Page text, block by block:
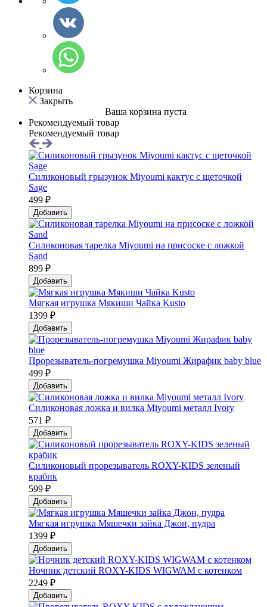
Корзина
Закрыть
Ваша корзина пуста
Рекомендуемый товар
Рекомендуемый товар
Силиконовый грызунок Мiyoumi кактус с щеточкой
Sage
499 ₽
Добавить
Силиконовая тарелка Мiyoumi на присоске с ложкой
Sand
899 ₽
Добавить
Мягкая игрушка Мякиши Чайка Kusto
1399 ₽
Добавить
Прорезыватель-погремушка Мiyoumi Жирафик baby blue
499 ₽
Добавить
Силиконовая ложка и вилка Мiyoumi металл Ivory
571 ₽
Добавить
Силиконовый прорезыватель ROXY-KIDS зеленый
крабик
599 ₽
Добавить
Мягкая игрушка Мяшечки зайка Джон, пудра
1399 ₽
Добавить
Ночник детский ROXY-KIDS WIGWAM с котенком
2249 ₽
Добавить